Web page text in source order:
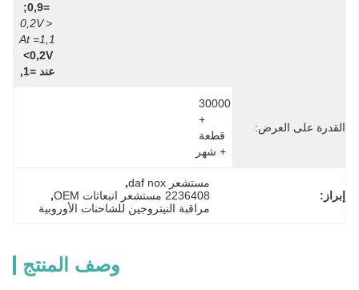
=0,9;
<0,2V
At =1,1
عند =1,
القدرة على العرض:
+ شهر
إبراز:
مستشعر daf nox
,
2236408 مستشعر انبعاثات OEM
,
مراقبة النيتروجين للشاحنات الأوروبية
وصف المنتج